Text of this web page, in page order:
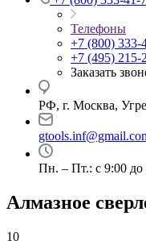
Телефоны
+7 (800) 333-
+7 (495) 215-
Заказать
РФ, г. Москва,
Пн. – Пт.: с 9:00 до
Алмазное
10